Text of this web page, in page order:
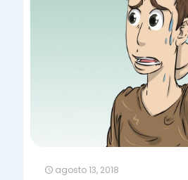
agosto 13, 2018